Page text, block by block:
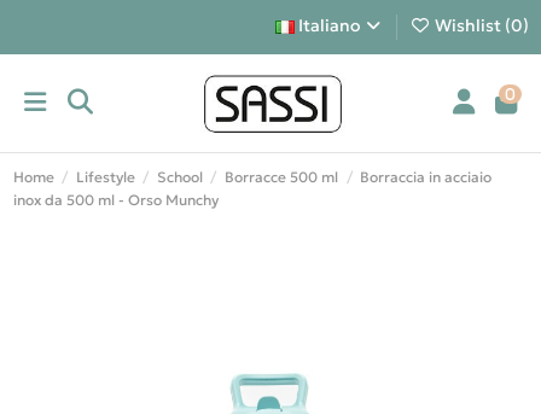
Italiano Wishlist (0)
0
Home Lifestyle School Borracce 500 ml
Borraccia in acciaio
inox da 500 ml - Orso Munchy